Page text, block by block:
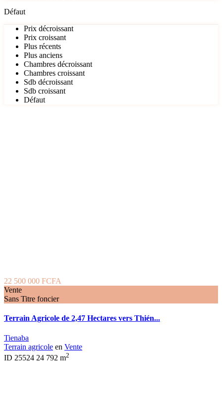
Défaut
Prix décroissant
Prix croissant
Plus récents
Plus anciens
Chambres décroissant
Chambres croissant
Sdb décroissant
Sdb croissant
Défaut
22 500 000 FCFA
Vente
Sans Titre foncier
Terrain Agricole de 2,47 Hectares vers Thién...
Tienaba
Terrain agricole en Vente
ID 25524 24 792 m2